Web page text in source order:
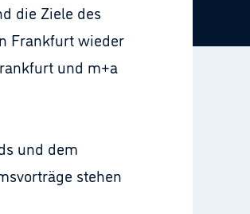
die Ziele des
Frankfurt wieder
und m+a
und dem
stehen